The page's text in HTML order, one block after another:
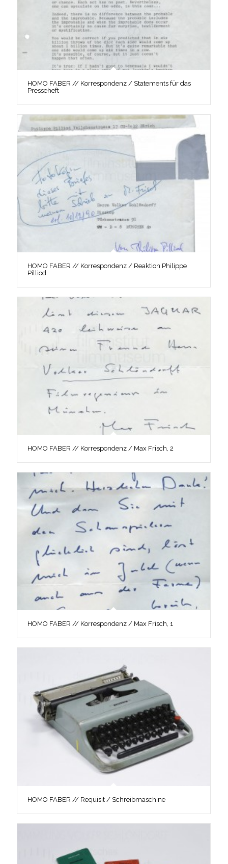
HOMO FABER // Korrespondenz / Statements für das
Presseheft
HOMO FABER // Korrespondenz / Reaktion Philippe
Pilliod
HOMO FABER // Korrespondenz / Max Frisch, 2
HOMO FABER // Korrespondenz / Max Frisch, 1
HOMO FABER // Requisit / Schreibmaschine